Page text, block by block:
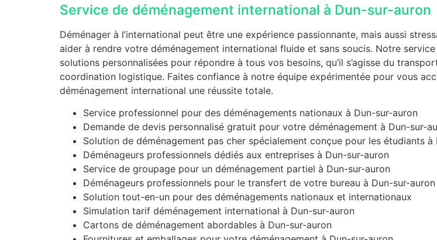
Service de déménagement international à Dun-sur-auron
Déménager à l’international peut être une expérience passionnante, mais aussi
aider à rendre votre déménagement international fluide et sans soucis. Notre
solutions personnalisées pour répondre à tous vos besoins, qu’il s’agisse du
coordination logistique. Faites confiance à notre équipe expérimentée pour vous
déménagement international une réussite totale.
Service professionnel pour des déménagements nationaux à Dun-sur-auron
Demande de devis personnalisé gratuit pour votre déménagement à Dun-sur-
Solution de déménagement pas cher spécialement conçue pour les étudiants à
Déménageurs professionnels dédiés aux entreprises à Dun-sur-auron
Service de groupage pour un déménagement partiel à Dun-sur-auron
Déménageurs professionnels pour le transfert de votre bureau à Dun-sur-auron
Solution tout-en-un pour des déménagements nationaux et internationaux
Simulation tarif déménagement international à Dun-sur-auron
Cartons de déménagement abordables à Dun-sur-auron